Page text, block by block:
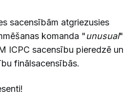
sacensībām atgriezusies
komanda "unusual"
ICPC sacensību pieredzē un
finālsacensībās.